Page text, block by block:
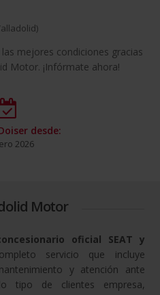
mejores condiciones gracias
Motor. ¡Infórmate ahora!
desde:
2026
Motor
oficial SEAT y
servicio que incluye
y atención ante
tipo de clientes empresa,